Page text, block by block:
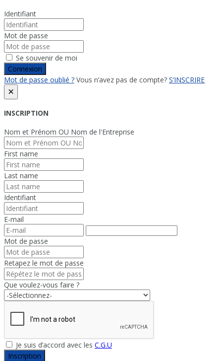
Identifiant
Mot de passe
Se souvenir de moi
Connexion
Mot de passe oublié ? Vous n’avez pas de compte? S’INSCRIRE
×
INSCRIPTION
Nom et Prénom OU Nom de l'Entreprise
First name
Last name
Identifiant
E-mail
Mot de passe
Retapez le mot de passe
Que voulez-vous faire ?
Je suis d’accord avec les C.G.U
Inscription